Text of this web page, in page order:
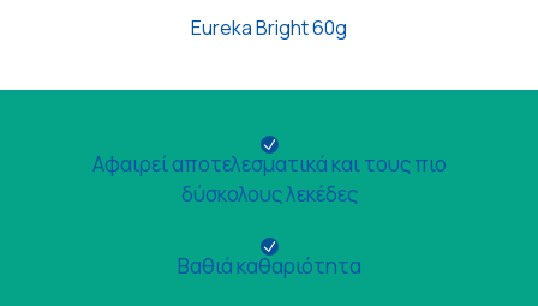
Eureka Bright 60g
Αφαιρεί αποτελεσματικά και τους πιο
δύσκολους λεκέδες
Βαθιά καθαριότητα